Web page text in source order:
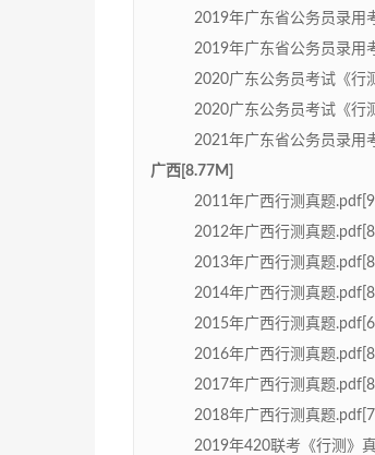
2019年广东省公务员录用
2019年广东省公务员录用
2020广东公务员考试《行
2020广东公务员考试《行
2021年广东省公务员录用
广西[8.77M]
2011年广西行测真题
2012年广西行测真题
2013年广西行测真题
2014年广西行测真题
2015年广西行测真题
2016年广西行测真题
2017年广西行测真题
2018年广西行测真题
2019年420联考《行测》